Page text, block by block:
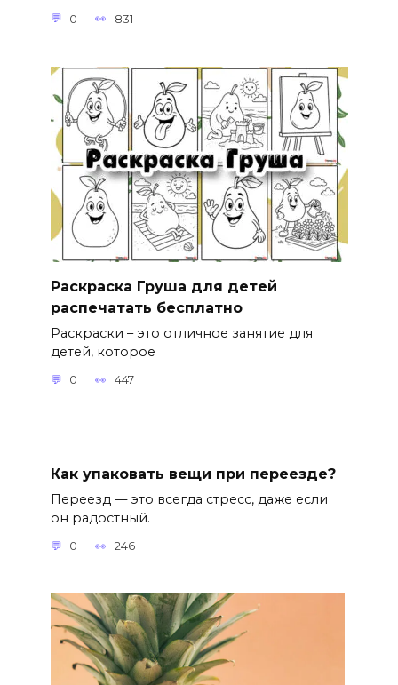
0 831
Раскраска Груша для детей
распечатать бесплатно
Раскраски – это отличное занятие для
детей, которое
0 447
Как упаковать вещи при переезде?
Переезд — это всегда стресс, даже если
он радостный.
0 246